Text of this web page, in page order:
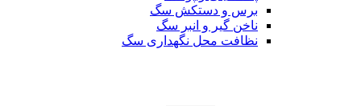
برس و دستکش سگ
ناخن گیر و انبر سگ
نظافت محل نگهداری سگ